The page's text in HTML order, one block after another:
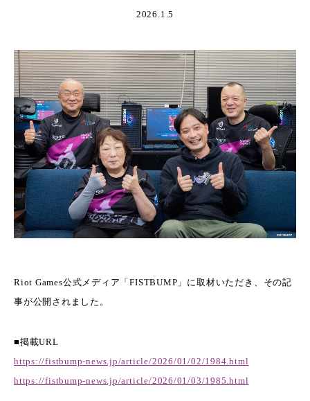
2026.1.5
Riot Games公式メディア「FISTBUMP」に取材いただき、その記
事が公開されました。
■掲載URL
https://fistbump-news.jp/article/2026/01/02/1984.html
https://fistbump-news.jp/article/2026/01/03/1985.html